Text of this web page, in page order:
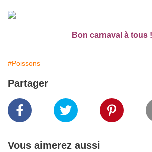
Bon carnaval à tous !
#Poissons
Partager
Vous aimerez aussi